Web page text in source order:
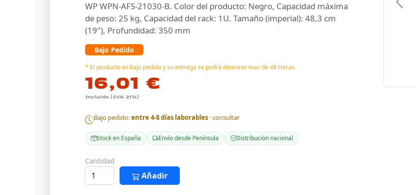
WP WPN-AFS-21030-B. Color del producto: Negro, Capacidad máxima
de peso: 25 kg, Capacidad del rack: 1U. Tamaño (imperial): 48,3 cm
(19"), Profundidad: 350 mm
Bajo Pedido
* El producto es bajo pedido y su entrega se podrá demorar mas de 48 Horas.
16,01 €
Incluido (IVA 21%)
Bajo pedido:entre 4-8 días laborables · consultar
Stock en España Envío desde Península Distribución nacional
Cantidad
Añadir